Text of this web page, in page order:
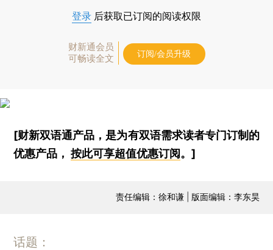
登录 后获取已订阅的阅读权限
财新通会员
可畅读全文
订阅/会员升级
[财新双语通产品，是为有双语需求读者专门订制的
优惠产品，按此可享超值优惠订阅。]
责任编辑：徐和谦 | 版面编辑：李东昊
话题：